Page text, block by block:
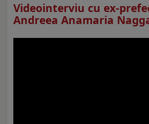
Videointerviu cu ex-
Andreea Anamaria